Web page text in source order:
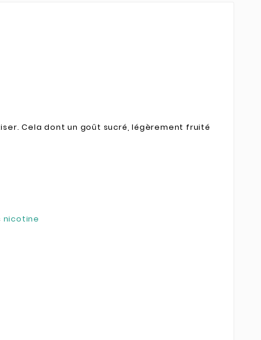
Cela dont un goût sucré, légèrement fruité
nicotine